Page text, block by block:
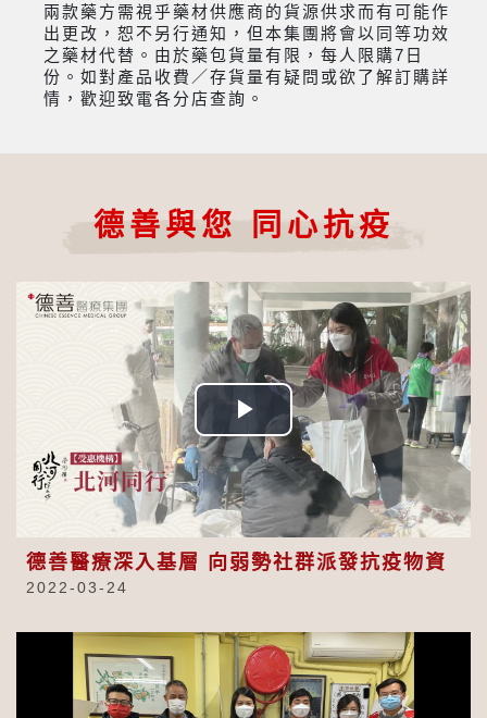
兩款藥方需視乎藥材供應商的貨源供求而有可能作
出更改，恕不另行通知，但本集團將會以同等功效
之藥材代替。由於藥包貨量有限，每人限購7日
份。如對產品收費／存貨量有疑問或欲了解訂購詳
情，歡迎致電各分店查詢。
德善與您 同心抗疫
Play
Video
德善醫療深入基層 向弱勢社群派發抗疫物資
2022-03-24